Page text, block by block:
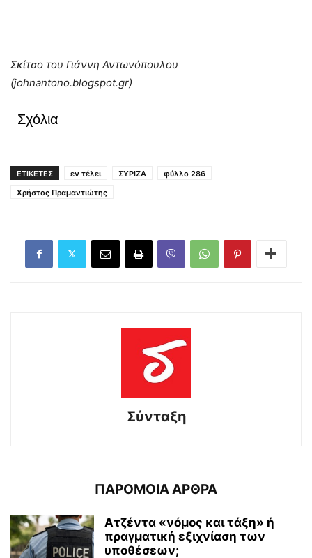
Σκίτσο του Γιάννη Αντωνόπουλου
(johnantono.blogspot.gr)
Σχόλια
ΕΤΙΚΕΤΕΣ εν τέλει ΣΥΡΙΖΑ
φύλλο 286
Χρήστος Πραμαντιώτης
Σύνταξη
ΠΑΡΟΜΟΙΑ ΑΡΘΡΑ
Ατζέντα «νόμος και τάξη» ή
πραγματική εξιχνίαση των
υποθέσεων;